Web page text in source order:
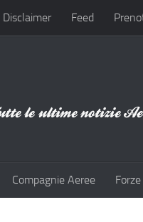
Disclaimer Feed
Compagnie Aeree